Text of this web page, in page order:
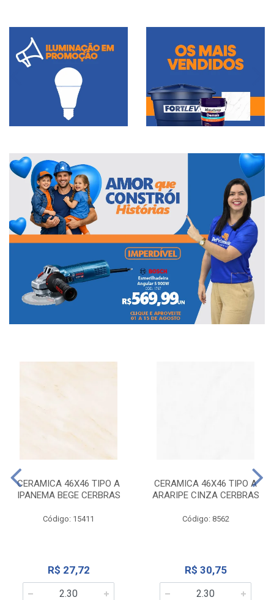
CERAMICA 46X46 TIPO A
IPANEMA BEGE CERBRAS
Código: 15411
R$ 27,72
CERAMICA 46X46 TIPO A
ARARIPE CINZA CERBRAS
Código: 8562
R$ 30,75